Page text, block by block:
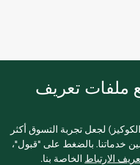
ملفات تعريف
لجعل تجربة التسوق أكثر
خدماتنا. بالضغط على "قبول"،
الارتباط الخاصة بنا.